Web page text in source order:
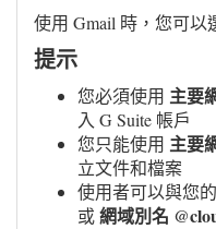
使用 Gmail 時，您可以
提示
您必須使用 主要
入 G Suite 帳戶
您只能使用 主要
立文件和檔案
使用者可以與您的
或網域別名